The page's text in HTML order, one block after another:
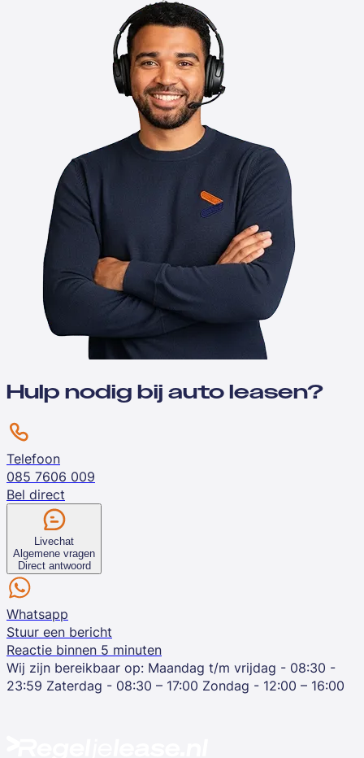
Hulp nodig bij auto leasen?
Telefoon
085 7606 009
Bel direct
Livechat
Algemene vragen
Direct antwoord
Whatsapp
Stuur een bericht
Reactie binnen 5 minuten
Wij zijn bereikbaar op: Maandag t/m vrijdag - 08:30 -
23:59 Zaterdag - 08:30 – 17:00 Zondag - 12:00 – 16:00